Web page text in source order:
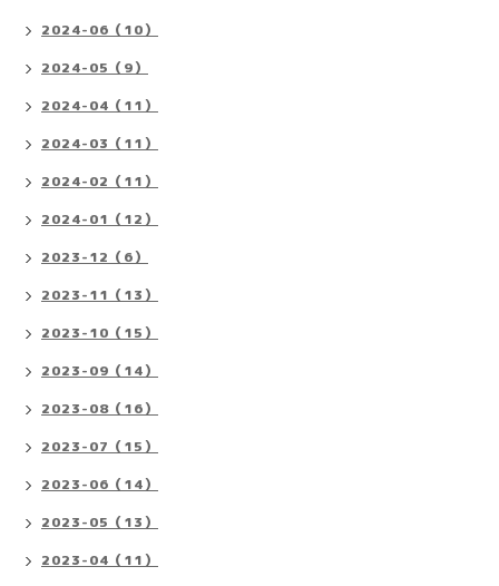
2024-06（10）
2024-05（9）
2024-04（11）
2024-03（11）
2024-02（11）
2024-01（12）
2023-12（6）
2023-11（13）
2023-10（15）
2023-09（14）
2023-08（16）
2023-07（15）
2023-06（14）
2023-05（13）
2023-04（11）